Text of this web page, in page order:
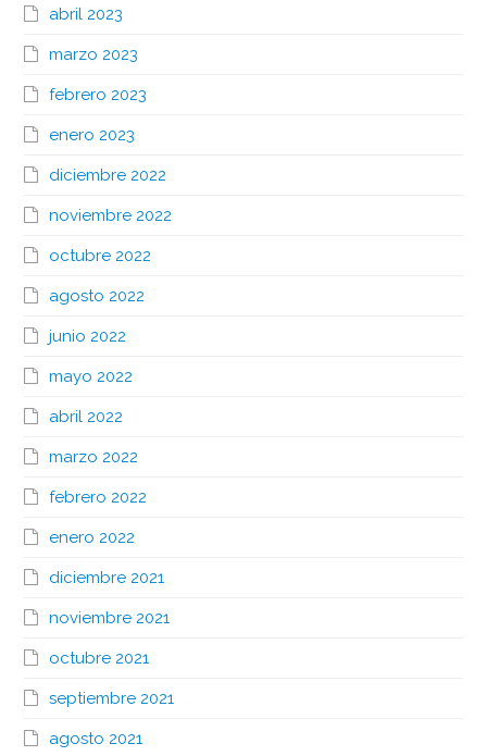
abril 2023
marzo 2023
febrero 2023
enero 2023
diciembre 2022
noviembre 2022
octubre 2022
agosto 2022
junio 2022
mayo 2022
abril 2022
marzo 2022
febrero 2022
enero 2022
diciembre 2021
noviembre 2021
octubre 2021
septiembre 2021
agosto 2021